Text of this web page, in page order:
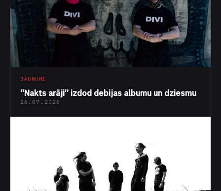
JAUNUMI
“Nakts arāji” izdod debijas albumu un dziesmu
26.07.2026